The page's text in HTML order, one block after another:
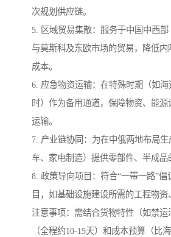
次规划供应链。
5. 区域贸易集散：服务于中国中西部
与莫斯科及东欧市场的贸易，降低内
成本。
6. 应急物资运输：在特殊时期（如
时）作为备用通道，保障物资、能
运输。
7. 产业链协同：为在中俄两地布局
车、家电制造）提供零部件、半成品
8. 政策导向项目：符合“一带一路”倡
目，如基础设施建设所需的工程物资
注意事项：需结合货物特性（如禁运
（全程约10-15天）和成本预算（比